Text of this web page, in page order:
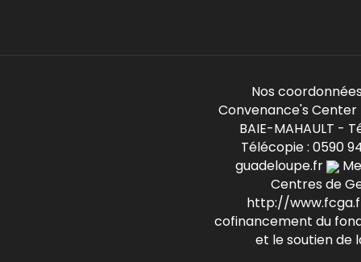
Nos coordonnées
Convenance's Center
BAIE-MAHAULT -
Télécopie : 0590
guadeloupe.fr
Centres de
http://
cofinancement du
et le soutien de